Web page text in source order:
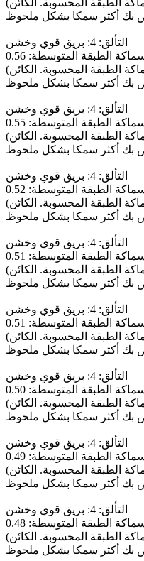
التألق: 4: بريق قوي وخشن
(متوسط ​​سماكة الطبقة المحسوبة. الكائن
التألق: 4: بريق قوي وخشن
(متوسط ​​سماكة الطبقة المحسوبة. الكائن
التألق: 4: بريق قوي وخشن
(متوسط ​​سماكة الطبقة المحسوبة. الكائن
التألق: 4: بريق قوي وخشن
(متوسط ​​سماكة الطبقة المحسوبة. الكائن
التألق: 4: بريق قوي وخشن
(متوسط ​​سماكة الطبقة المحسوبة. الكائن
التألق: 4: بريق قوي وخشن
(متوسط ​​سماكة الطبقة المحسوبة. الكائن
التألق: 4: بريق قوي وخشن
(متوسط ​​سماكة الطبقة المحسوبة. الكائن
التألق: 4: بريق قوي وخشن
(متوسط ​​سماكة الطبقة المحسوبة. الكائن